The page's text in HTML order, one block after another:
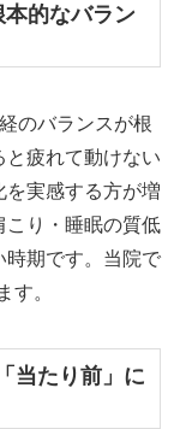
的なバラン
のバランスが根
疲れて動けない
を実感する方が増
こり・睡眠の質低
時期です。当院で
す。
当たり前」に